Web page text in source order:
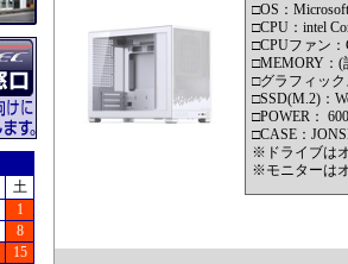
土
1
8
15
□OS：
□CPU：intel
□CPUファン
□MEMORY：(
□グラフィック
□SSD(M.2)：
□POWER：
□CASE：
※ドライブは
※モニターは